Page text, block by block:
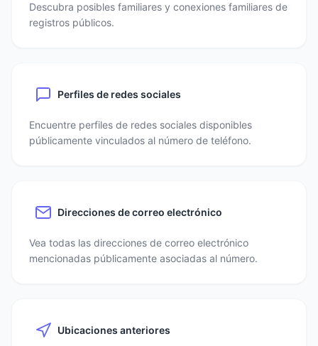
Descubra posibles familiares y conexiones familiares de
registros públicos.
Perfiles de redes sociales
Encuentre perfiles de redes sociales disponibles
públicamente vinculados al número de teléfono.
Direcciones de correo electrónico
Vea todas las direcciones de correo electrónico
mencionadas públicamente asociadas al número.
Ubicaciones anteriores